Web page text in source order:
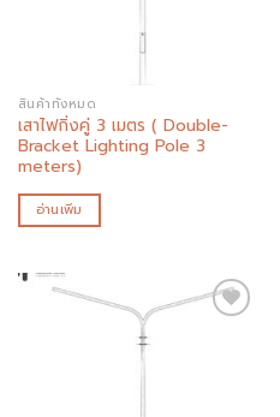
สินค้าทั้งหมด
เสาไฟกิ่งคู่ 3 เมตร ( Double-
Bracket Lighting Pole 3
meters)
อ่านเพิ่ม